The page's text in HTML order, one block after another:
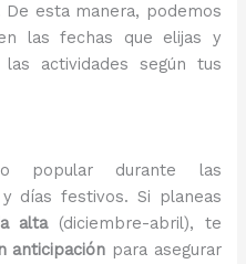
De esta manera, podemos
las fechas que elijas y
actividades según tus
popular durante las
días festivos. Si planeas
alta(diciembre-abril), te
anticipación para asegurar